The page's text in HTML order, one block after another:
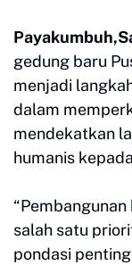
gedung baru
menjadi
dalam
mendekatkan
humanis
salah satu
pondasi